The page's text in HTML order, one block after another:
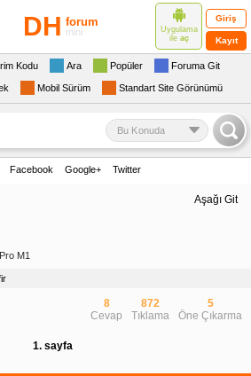
DH forum
mini
Uygulama
ile aç
Giriş
Kayıt
Kodu Ara Popüler Foruma Git
Mobil Sürüm Standart Site Görünümü
Bu Konuda
Facebook Google+ Twitter
Aşağı Git
M1
8
Cevap
872
Tıklama
5
Öne Çıkarma
1. sayfa